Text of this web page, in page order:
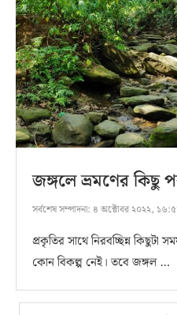
জঙ্গলে ভ্রমণের কিছু
সর্বশেষ সম্পাদনা: ৪ অক্টোবর ২০২২,
প্রকৃতির সাথে নিরবচ্ছিন্ন
কোন বিকল্প নেই। তবে জঙ্গল …